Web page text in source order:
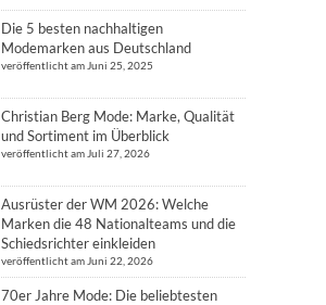
Die 5 besten nachhaltigen
Modemarken aus Deutschland
veröffentlicht am Juni 25, 2025
Christian Berg Mode: Marke, Qualität
und Sortiment im Überblick
veröffentlicht am Juli 27, 2026
Ausrüster der WM 2026: Welche
Marken die 48 Nationalteams und die
Schiedsrichter einkleiden
veröffentlicht am Juni 22, 2026
70er Jahre Mode: Die beliebtesten